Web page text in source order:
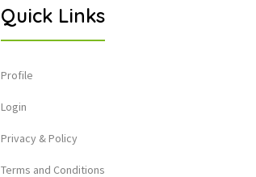
Quick Links
Profile
Login
Privacy & Policy
Terms and Conditions